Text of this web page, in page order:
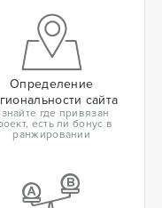
Определение
сайта
где привязан
есть ли бонус в
ранжировании